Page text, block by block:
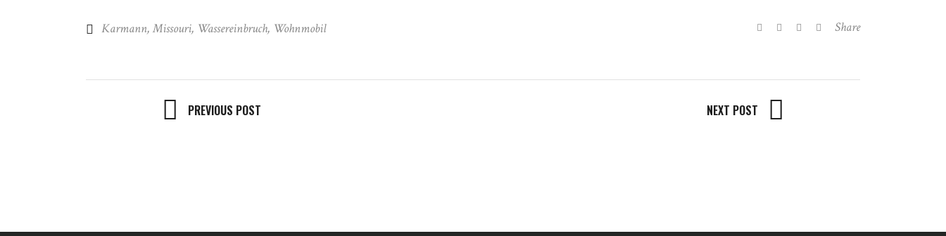
Karmann,Missouri, Wassereinbruch, Wohnmobil Share
PREVIOUS POST NEXT POST